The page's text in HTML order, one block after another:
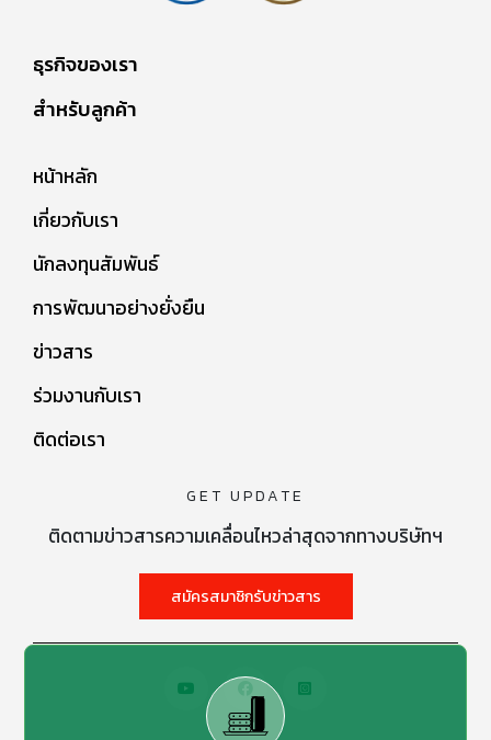
ธุรกิจของเรา
สำหรับลูกค้า
หน้าหลัก
เกี่ยวกับเรา
นักลงทุนสัมพันธ์
การพัฒนาอย่างยั่งยืน
ข่าวสาร
ร่วมงานกับเรา
ติดต่อเรา
GET UPDATE
ติดตามข่าวสารความเคลื่อนไหวล่าสุดจากทางบริษัทฯ
สมัครสมาชิกรับข่าวสาร